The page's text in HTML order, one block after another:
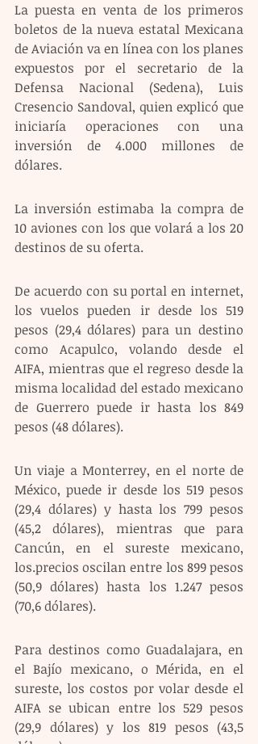
La puesta en venta de los primeros
boletos de la nueva estatal Mexicana
de Aviación va en línea con los planes
expuestos por el secretario de la
Defensa Nacional (Sedena), Luis
Cresencio Sandoval, quien explicó que
iniciaría operaciones con una
inversión de 4.000 millones de
dólares.
La inversión estimaba la compra de
10 aviones con los que volará a los 20
destinos de su oferta.
De acuerdo con su portal en internet,
los vuelos pueden ir desde los 519
pesos (29,4 dólares) para un destino
como Acapulco, volando desde el
AIFA, mientras que el regreso desde la
misma localidad del estado mexicano
de Guerrero puede ir hasta los 849
pesos (48 dólares).
Un viaje a Monterrey, en el norte de
México, puede ir desde los 519 pesos
(29,4 dólares) y hasta los 799 pesos
(45,2 dólares), mientras que para
Cancún, en el sureste mexicano,
los.precios oscilan entre los 899 pesos
(50,9 dólares) hasta los 1.247 pesos
(70,6 dólares).
Para destinos como Guadalajara, en
el Bajío mexicano, o Mérida, en el
sureste, los costos por volar desde el
AIFA se ubican entre los 529 pesos
(29,9 dólares) y los 819 pesos (43,5